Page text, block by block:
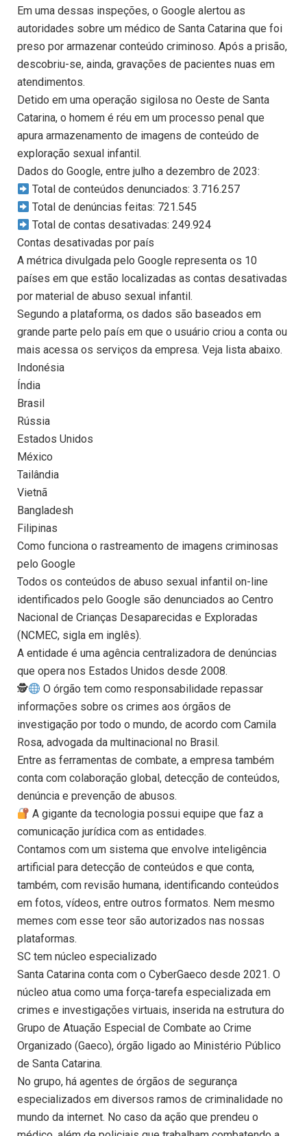
Em uma dessas inspeções, o Google alertou as
autoridades sobre um médico de Santa Catarina que foi
preso por armazenar conteúdo criminoso. Após a prisão,
descobriu-se, ainda, gravações de pacientes nuas em
atendimentos.
Detido em uma operação sigilosa no Oeste de Santa
Catarina, o homem é réu em um processo penal que
apura armazenamento de imagens de conteúdo de
exploração sexual infantil.
Dados do Google, entre julho a dezembro de 2023:
Total de conteúdos denunciados: 3.716.257
Total de denúncias feitas: 721.545
Total de contas desativadas: 249.924
Contas desativadas por país
A métrica divulgada pelo Google representa os 10
países em que estão localizadas as contas desativadas
por material de abuso sexual infantil.
Segundo a plataforma, os dados são baseados em
grande parte pelo país em que o usuário criou a conta ou
mais acessa os serviços da empresa. Veja lista abaixo.
Indonésia
Índia
Brasil
Rússia
Estados Unidos
México
Tailândia
Vietnã
Bangladesh
Filipinas
Como funciona o rastreamento de imagens criminosas
pelo Google
Todos os conteúdos de abuso sexual infantil on-line
identificados pelo Google são denunciados ao Centro
Nacional de Crianças Desaparecidas e Exploradas
(NCMEC, sigla em inglês).
A entidade é uma agência centralizadora de denúncias
que opera nos Estados Unidos desde 2008.
🕵
O órgão tem como responsabilidade repassar
informações sobre os crimes aos órgãos de
investigação por todo o mundo, de acordo com Camila
Rosa, advogada da multinacional no Brasil.
Entre as ferramentas de combate, a empresa também
conta com colaboração global, detecção de conteúdos,
denúncia e prevenção de abusos.
A gigante da tecnologia possui equipe que faz a
comunicação jurídica com as entidades.
Contamos com um sistema que envolve inteligência
artificial para detecção de conteúdos e que conta,
também, com revisão humana, identificando conteúdos
em fotos, vídeos, entre outros formatos. Nem mesmo
memes com esse teor são autorizados nas nossas
plataformas.
SC tem núcleo especializado
Santa Catarina conta com o CyberGaeco desde 2021. O
núcleo atua como uma força-tarefa especializada em
crimes e investigações virtuais, inserida na estrutura do
Grupo de Atuação Especial de Combate ao Crime
Organizado (Gaeco), órgão ligado ao Ministério Público
de Santa Catarina.
No grupo, há agentes de órgãos de segurança
especializados em diversos ramos de criminalidade no
mundo da internet. No caso da ação que prendeu o